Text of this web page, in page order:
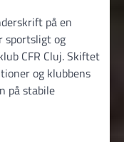
på en
sportsligt og
CFR Cluj. Skiftet
og klubbens
på stabile